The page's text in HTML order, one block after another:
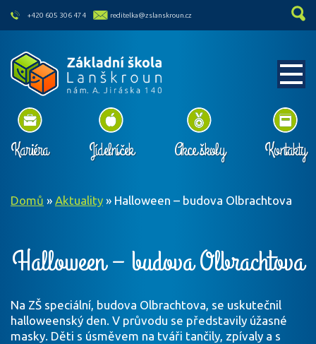
skip to main content
+420 605 306 474 reditelka@zslanskroun.cz
Kariéra Jídelníček Akce školy Kontakty
Domů » Aktuality » Halloween – budova Olbrachtova
Halloween – budova Olbrachtova
Na ZŠ speciální, budova Olbrachtova, se uskutečnil
halloweenský den. V průvodu se představily úžasné
masky. Děti s úsměvem na tváři tančily, zpívaly a s